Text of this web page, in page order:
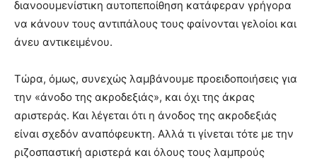
διανοουμενίστικη αυτοπεποίθηση κατάφεραν γρήγορα
να κάνουν τους αντιπάλους τους φαίνονται γελοίοι και
άνευ αντικειμένου.
Τώρα, όμως, συνεχώς λαμβάνουμε προειδοποιήσεις για
την «άνοδο της ακροδεξιάς», και όχι της άκρας
αριστεράς. Και λέγεται ότι η άνοδος της ακροδεξιάς
είναι σχεδόν αναπόφευκτη. Αλλά τι γίνεται τότε με την
ριζοσπαστική αριστερά και όλους τους λαμπρούς